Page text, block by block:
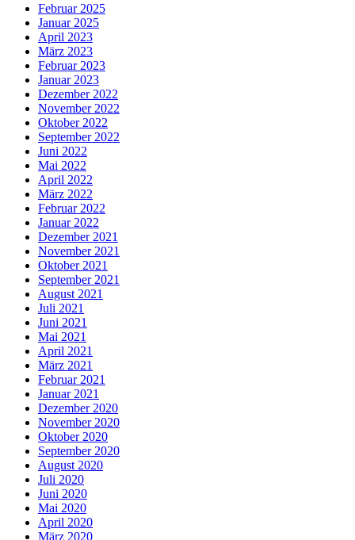
Februar 2025
Januar 2025
April 2023
März 2023
Februar 2023
Januar 2023
Dezember 2022
November 2022
Oktober 2022
September 2022
Juni 2022
Mai 2022
April 2022
März 2022
Februar 2022
Januar 2022
Dezember 2021
November 2021
Oktober 2021
September 2021
August 2021
Juli 2021
Juni 2021
Mai 2021
April 2021
März 2021
Februar 2021
Januar 2021
Dezember 2020
November 2020
Oktober 2020
September 2020
August 2020
Juli 2020
Juni 2020
Mai 2020
April 2020
März 2020